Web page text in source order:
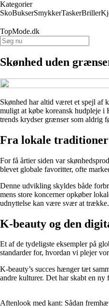
Kategorier
SkoBukserSmykkerTaskerBriller
TopMode.dk
Skønhed uden
Skønhed har altid været et spejl af
muligt at købe koreansk hudpleje i
trends krydser grænser som aldrig
Fra lokale
For få årtier siden var
blevet globale favoritter, ofte
Denne udvikling skyldes både
mens store koncerner opkøber
udnyttelse kan være svær at trække.
K-beauty og den
Et af de tydeligste eksempler på
standarder for, hvordan vi plejer
K-beauty’s succes hænger tæt
andre kulturer. Det har skabt en
Aftenlook med kant: Sådan